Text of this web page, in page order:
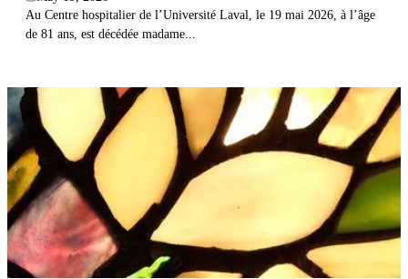
Au Centre hospitalier de l’Université Laval, le 19 mai 2026, à l’âge
de 81 ans, est décédée madame...